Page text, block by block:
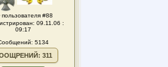
пользователя #88
09.11.06 :
09:17
5134
311